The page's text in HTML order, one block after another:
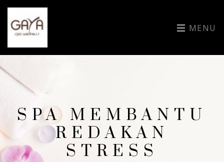
MENU
SPA MEMBANTU
REDAKAN
STRESS